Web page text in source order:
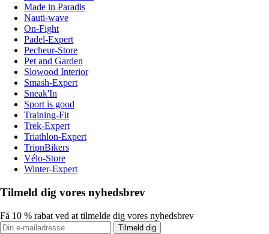
Made in Paradis
Nauti-wave
On-Fight
Padel-Expert
Pecheur-Store
Pet and Garden
Slowood Interior
Smash-Expert
Sneak'In
Sport is good
Training-Fit
Trek-Expert
Triathlon-Expert
TripnBikers
Vélo-Store
Winter-Expert
Tilmeld dig vores nyhedsbrev
Få 10 % rabat ved at tilmelde dig vores nyhedsbrev
Tilmeld dig